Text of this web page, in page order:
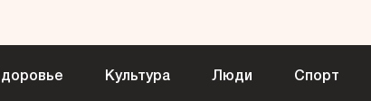
Культура Люди Спорт